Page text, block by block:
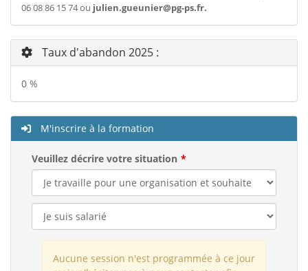
06 08 86 15 74 ou julien.gueunier@pg-ps.fr.
Taux d'abandon 2025 :
0 %
M'inscrire à la formation
Veuillez décrire votre situation
Aucune session n'est programmée à ce jour